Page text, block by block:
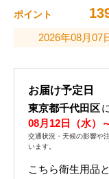
ポイント
2026年08月07
お届け予定日
東京都千代田区
08月12日（水）
交通状況・天候の影響や
います。
こちら衛生用品